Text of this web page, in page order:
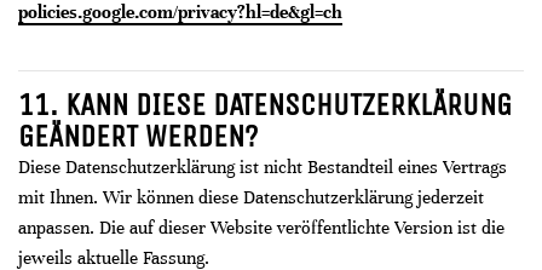
policies.google.com/privacy?hl=de&gl=ch
11. KANN DIESE DATENSCHUTZERKLÄRUNG
GEÄNDERT WERDEN?
Diese Datenschutzerklärung ist nicht Bestandteil eines Vertrags
mit Ihnen. Wir können diese Datenschutzerklärung jederzeit
anpassen. Die auf dieser Website veröffentlichte Version ist die
jeweils aktuelle Fassung.